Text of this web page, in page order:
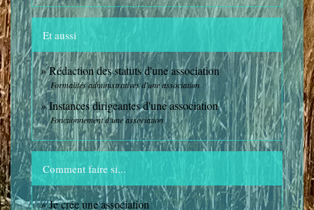
Et aussi
Rédaction des statuts d'une association
Formalités administratives d'une association
Instances dirigeantes d'une association
Fonctionnement d'une association
Comment faire si...
Je crée une association